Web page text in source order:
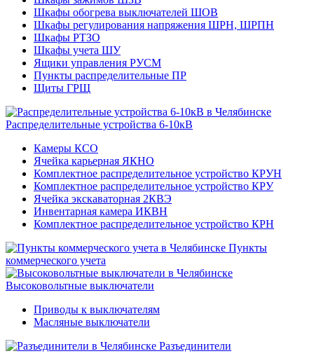
Шкафы обогрева выключателей ШОВ
Шкафы регулирования напряжения ШРН, ШРПН
Шкафы РТЗО
Шкафы учета ШУ
Ящики управления РУСМ
Пункты распределительные ПР
Щиты ГРЩ
Распределительные устройства 6-10кВ
Камеры КСО
Ячейка карьерная ЯКНО
Комплектное распределительное устройство КРУН
Комплектное распределительное устройство КРУ
Ячейка экскаваторная 2КВЭ
Инвентарная камера ИКВН
Комплектное распределительное устройство КРН
Пункты
коммерческого учета
Высоковольтные выключатели
Приводы к выключателям
Масляные выключатели
Разъединители